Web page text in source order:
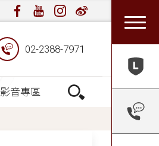
02-2388-7971
影音專區